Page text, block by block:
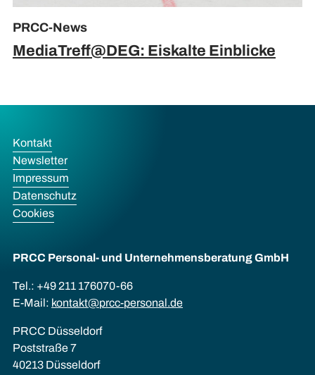
PRCC-News
MediaTreff@DEG: Eiskalte Einblicke
Kontakt
Newsletter
Impressum
Datenschutz
Cookies
PRCC Personal- und Unternehmens­beratung GmbH
Tel.: +49 211 176070-66
E-Mail: kontakt@prcc-personal.de
PRCC Düsseldorf
Poststraße 7
40213 Düsseldorf